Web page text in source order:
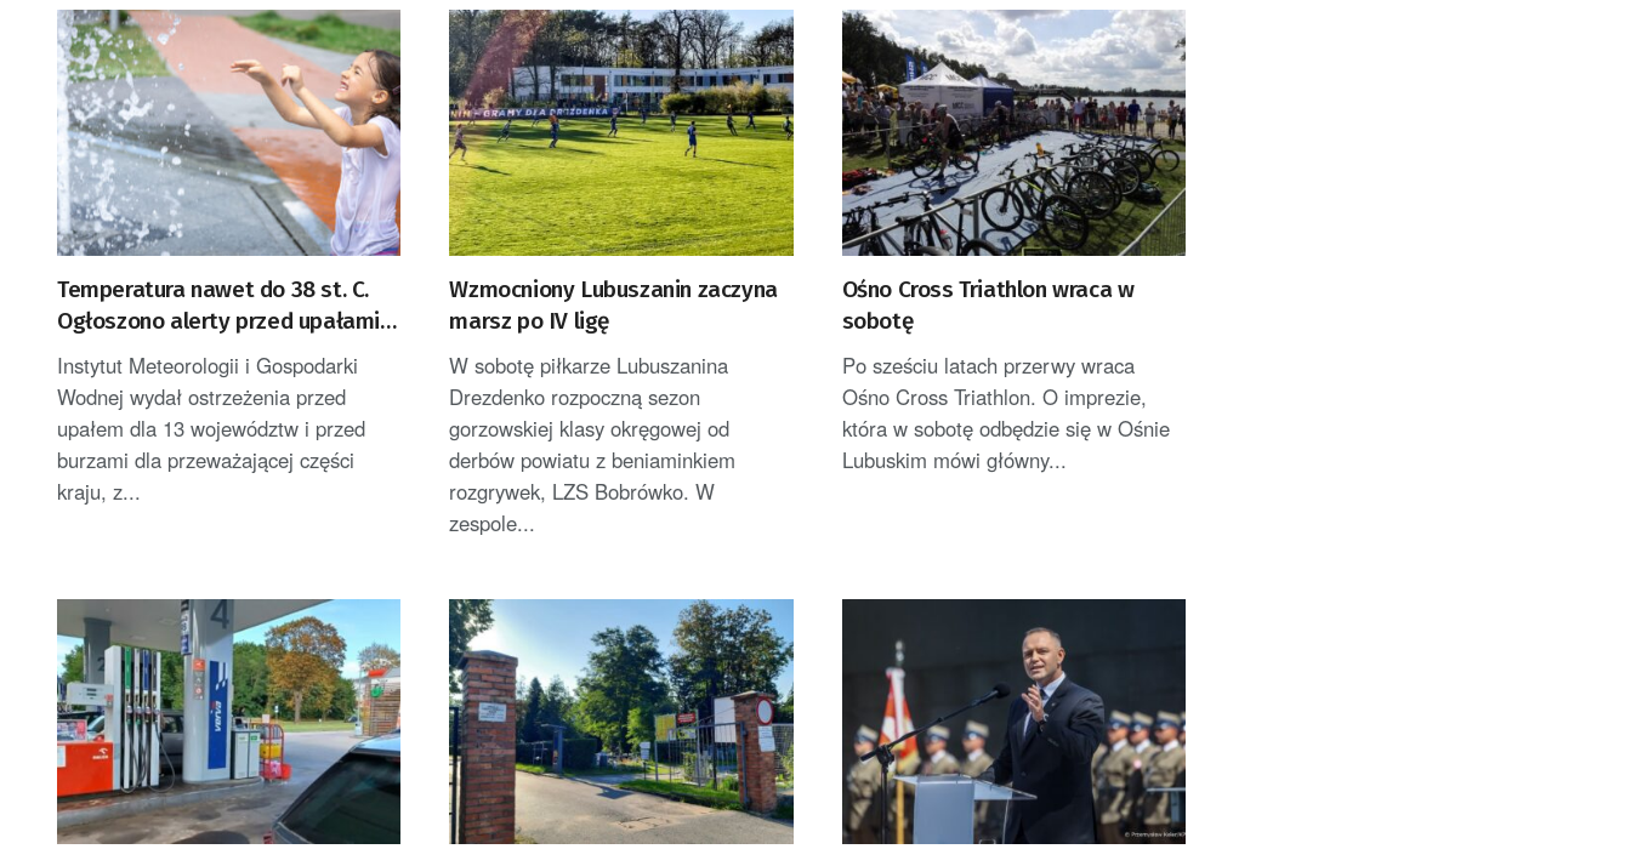
Temperatura nawet do 38 st. C.
Ogłoszono alerty przed upałami i
burzami
Instytut Meteorologii i Gospodarki
Wodnej wydał ostrzeżenia przed
upałem dla 13 województw i przed
burzami dla przeważającej części
kraju, z...
Wzmocniony Lubuszanin zaczyna
marsz po IV ligę
W sobotę piłkarze Lubuszanina
Drezdenko rozpoczną sezon
gorzowskiej klasy okręgowej od
derbów powiatu z beniaminkiem
rozgrywek, LZS Bobrówko. W
zespole...
Ośno Cross Triathlon wraca w
sobotę
Po sześciu latach przerwy wraca
Ośno Cross Triathlon. O imprezie,
która w sobotę odbędzie się w Ośnie
Lubuskim mówi główny...